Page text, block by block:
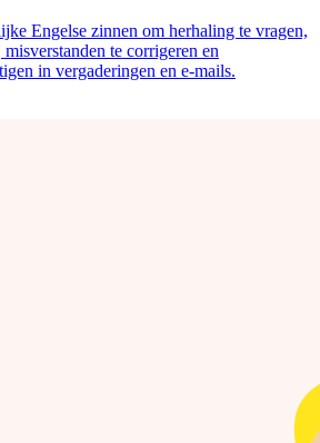
Engelse zinnen om herhaling te vragen,
te corrigeren en
in vergaderingen en e-mails.